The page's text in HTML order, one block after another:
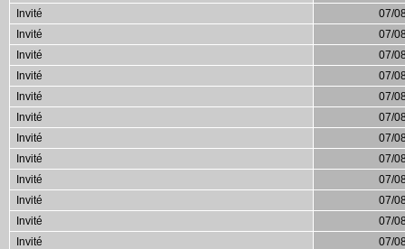
Invité
07/
Invité
07/
Invité
07/
Invité
07/
Invité
07/
Invité
07/
Invité
07/
Invité
07/
Invité
07/
Invité
07/
Invité
07/
Invité
07/